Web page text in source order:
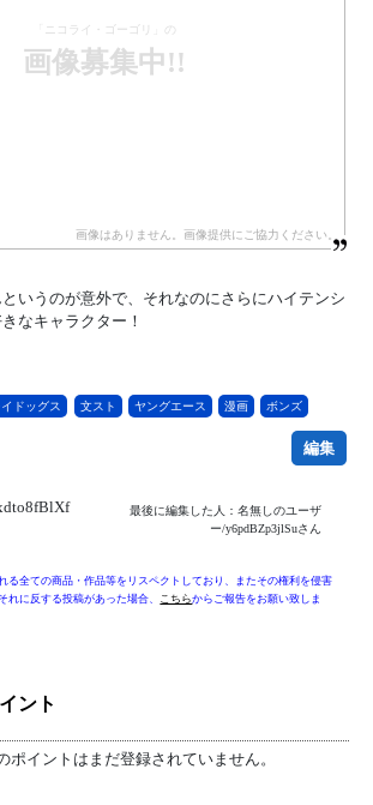
「ニコライ・ゴーゴリ」の
画像募集中!!
いうのが意外で、それなのにさらにハイテンシ
なキャラクター！
ドッグス 文スト ヤングエース 漫画 ボンズ
編集
最後に編集した人：名無しのユーザ
ー/y6pdBZp3jlSuさん
る全ての商品・作品等をリスペクトしており、またその権利を侵害
れに反する投稿があった場合、 こちらからご報告をお願い致しま
ント
ポイントはまだ登録されていません。